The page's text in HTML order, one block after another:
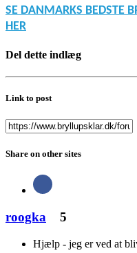
SE DANMARKS BEDSTE
HER
Del dette indlæg
Link to post
Share on other sites
roogka 5
Hjælp - jeg er ved at